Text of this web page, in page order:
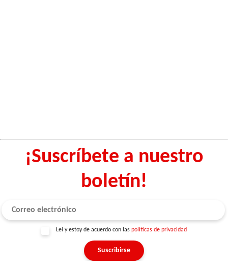
¡Suscríbete a nuestro
boletín!
Leí y estoy de acuerdo con las políticas de privacidad